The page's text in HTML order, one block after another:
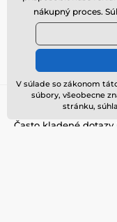
Kde nás nájdete
Informácie pre Vás
Často kladené dotazy
nákupný proces.
V súlade so zákonom
súbory, všeobecne
stránku,